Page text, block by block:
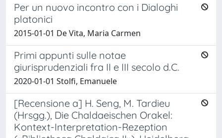
Per un nuovo incontro con i Dialoghi
platonici
2015-01-01 De Vita, Maria Carmen
Primi appunti sulle notae
giurisprudenziali fra II e III secolo d.C.
2020-01-01 Stolfi, Emanuele
[Recensione a] H. Seng, M. Tardieu
(Hrsgg.), Die Chaldaeischen Orakel:
Kontext-Interpretation-Rezeption